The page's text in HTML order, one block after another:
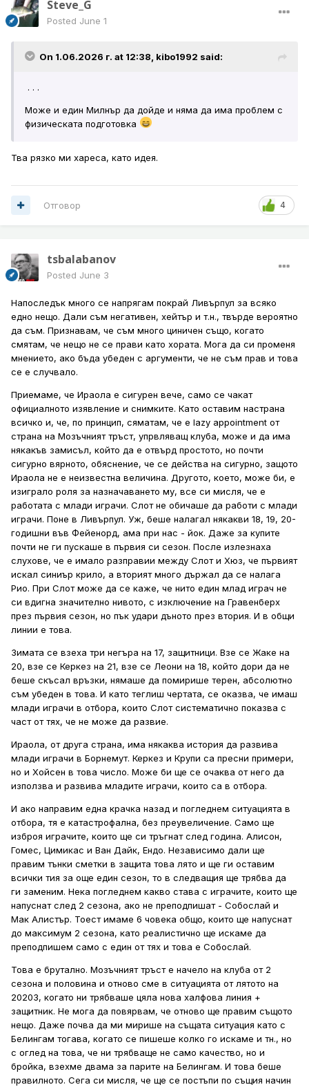
Steve_G
Posted June 1
On 1.06.2026 г. at 12:38, kibo1992 said:
. . .
Moже и един Милнър да дойде и няма да има проблем с
физическата подготовка
Тва рязко ми хареса, като идея.
4
Отговор
tsbalabanov
Posted June 3
Напоследък много се напрягам покрай Ливърпул за всяко
едно нещо. Дали съм негативен, хейтър и т.н., твърде вероятно
да съм. Признавам, че съм много циничен също, когато
смятам, че нещо не се прави като хората. Мога да си променя
мнението, ако бъда убеден с аргументи, че не съм прав и това
се е случвало.
Приемаме, че Ираола е сигурен вече, само се чакат
официалното изявление и снимките. Като оставим настрана
всичко и, че, по принцип, сяматам, че е lazy appointment от
страна на Мозъчният тръст, упрвляващ клуба, може и да има
някакъв замисъл, който да е отвърд простото, но почти
сигурно вярното, обяснение, че се действа на сигурно, защото
Ираола не е неизвестна величина. Другото, което, може би, е
изиграло роля за назначаването му, все си мисля, че е
работата с млади играчи. Слот не обичаше да работи с млади
играчи. Поне в Ливърпул. Уж, беше налагал някакви 18, 19, 20-
годишни във Фейенорд, ама при нас - йок. Даже за купите
почти не ги пускаше в първия си сезон. После излезнаха
слухове, че е имало разправии между Слот и Хюз, че първият
искал синиър крило, а вторият много държал да се налага
Рио. При Слот може да се каже, че нито един млад играч не
си вдигна значително нивото, с изключение на Гравенберх
през първия сезон, но пък удари дъното през втория. И в общи
линии е това.
Зимата се взеха три негъра на 17, защитници. Взе се Жаке на
20, взе се Керкез на 21, взе се Леони на 18, който дори да не
беше скъсал връзки, нямаше да помирише терен, абсолютно
съм убеден в това. И като теглиш чертата, се оказва, че имаш
млади играчи в отбора, които Слот систематично показва с
част от тях, че не може да развие.
Ираола, от друга страна, има някаква история да развива
млади играчи в Борнемут. Керкез и Крупи са пресни примери,
но и Хойсен в това число. Може би ще се очаква от него да
използва и развива младите играчи, които са в отбора.
И ако направим една крачка назад и погледнем ситуацията в
отбора, тя е катастрофална, без преувеличение. Само ще
изброя играчите, които ще си тръгнат след година. Алисон,
Гомес, Цимикас и Ван Дайк, Ендо. Независимо дали ще
правим тънки сметки в защита това лято и ще ги оставим
всички тия за още един сезон, то в следващия ще трябва да
ги заменим. Нека погледнем какво става с играчите, които ще
напуснат след 2 сезона, ако не преподпишат - Собослай и
Мак Алистър. Тоест имаме 6 човека общо, които ще напуснат
до максимум 2 сезона, като реалистично ще искаме да
преподпишем само с един от тях и това е Собослай.
Това е брутално. Мозъчният тръст е начело на клуба от 2
сезона и половина и отново сме в ситуацията от лятото на
20203, когато ни трябваше цяла нова халфова линия +
защитник. Не мога да повярвам, че отново ще правим същото
нещо. Даже почва да ми мирише на същата ситуация като с
Белингам тогава, когато се пишеше колко го искаме и тн., но
с оглед на това, че ни трябваще не само качество, но и
бройка, взехме двама за парите на Белингам. И това беше
правилното. Сега си мисля, че ще се постъпи по същия начин